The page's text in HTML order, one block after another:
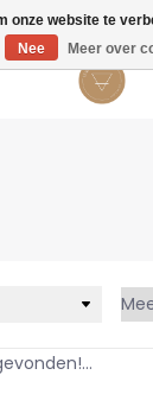
verzendig
onze website te
Nee
Meer over